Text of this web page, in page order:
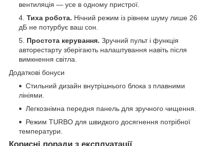
вентиляція — усе в одному пристрої.
Тиха робота. Нічний режим із рівнем шуму лише 26
дБ не потурбує ваш сон.
Простота керування. Зручний пульт і функція
авторестарту зберігають налаштування навіть після
вимкнення світла.
Додаткові бонуси
Стильний дизайн внутрішнього блока з плавними
лініями.
Легкознімна передня панель для зручного чищення.
Режим TURBO для швидкого досягнення потрібної
температури.